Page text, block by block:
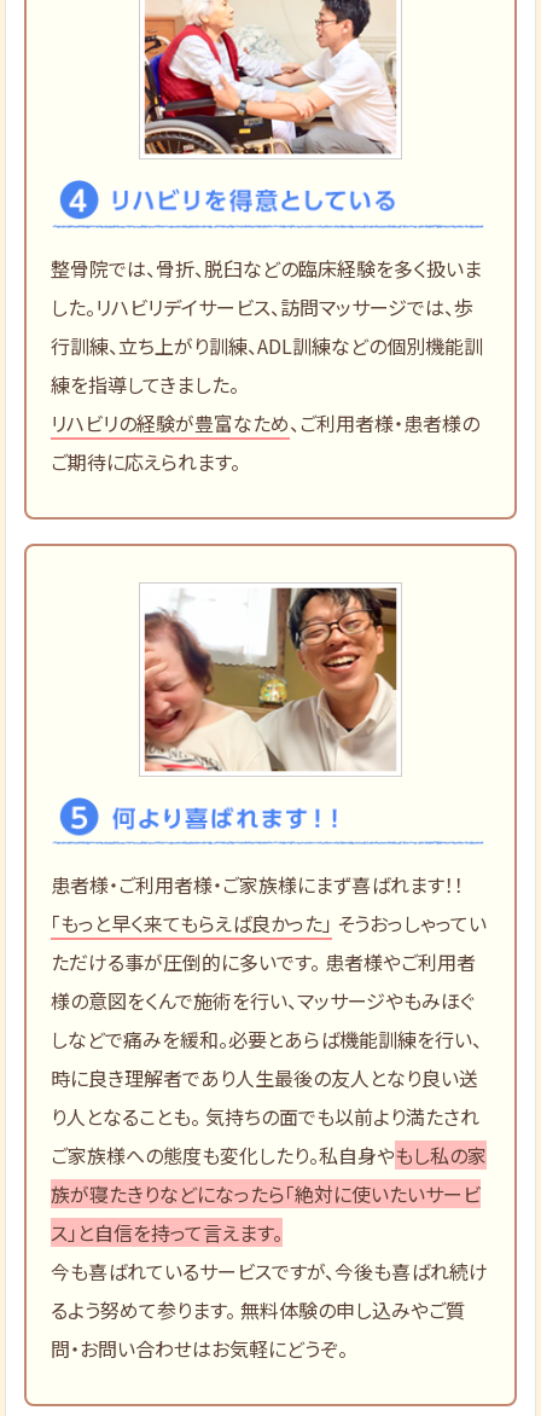
整骨院では、骨折、脱臼などの臨床経験を多く扱いま
した。リハビリデイサービス、訪問マッサージでは、歩
行訓練、立ち上がり訓練、ADL訓練などの個別機能訓
練を指導してきました。
リハビリの経験が豊富なため、ご利用者様・患者様の
ご期待に応えられます。
患者様・ご利用者様・ご家族様にまず喜ばれます！！
「もっと早く来てもらえば良かった」 そうおっしゃってい
ただける事が圧倒的に多いです。 患者様やご利用者
様の意図をくんで施術を行い、マッサージやもみほぐ
しなどで痛みを緩和。必要とあらば機能訓練を行い、
時に良き理解者であり人生最後の友人となり良い送
り人となることも。 気持ちの面でも以前より満たされ
ご家族様への態度も変化したり。私自身やもし私の家
族が寝たきりなどになったら「絶対に使いたいサービ
ス」と自信を持って言えます。
今も喜ばれているサービスですが、今後も喜ばれ続け
るよう努めて参ります。 無料体験の申し込みやご質
問・お問い合わせはお気軽にどうぞ。